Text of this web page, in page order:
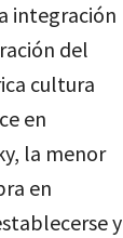
integración
del
cultura
en
la menor
en
y